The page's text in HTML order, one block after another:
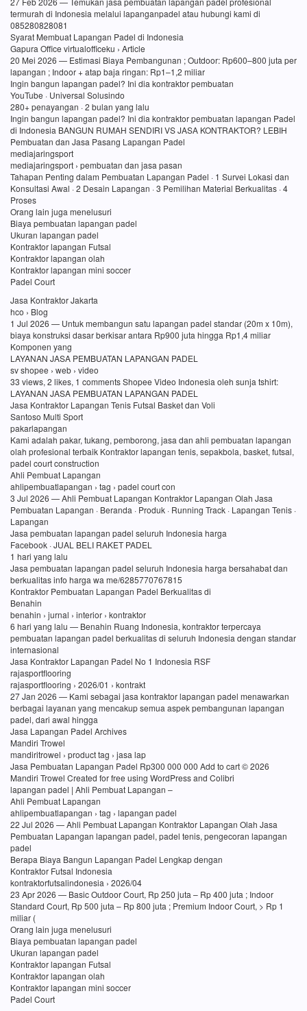
termurah di Indonesia melalui lapanganpadel atau hubungi kami di
085280828081
Syarat Membuat Lapangan Padel di Indonesia
Gapura Office virtualofficeku › Article
20 Mei 2026 — Estimasi Biaya Pembangunan ; Outdoor: Rp600–800 juta per
lapangan ; Indoor + atap baja ringan: Rp1–1,2 miliar
Ingin bangun lapangan padel? Ini dia kontraktor pembuatan
YouTube · Universal Solusindo
280+ penayangan · 2 bulan yang lalu
Ingin bangun lapangan padel? Ini dia kontraktor pembuatan lapangan Padel
di Indonesia BANGUN RUMAH SENDIRI VS JASA KONTRAKTOR? LEBIH
Pembuatan dan Jasa Pasang Lapangan Padel
mediajaringsport
mediajaringsport › pembuatan dan jasa pasan
Tahapan Penting dalam Pembuatan Lapangan Padel · 1 Survei Lokasi dan
Konsultasi Awal · 2 Desain Lapangan · 3 Pemilihan Material Berkualitas · 4
Proses
Orang lain juga menelusuri
Biaya pembuatan lapangan padel
Ukuran lapangan padel
Kontraktor lapangan Futsal
Kontraktor lapangan olah
Kontraktor lapangan mini soccer
Padel Court
Jasa Kontraktor Jakarta
hco › Blog
1 Jul 2026 — Untuk membangun satu lapangan padel standar (20m x 10m),
biaya konstruksi dasar berkisar antara Rp900 juta hingga Rp1,4 miliar
Komponen yang
LAYANAN JASA PEMBUATAN LAPANGAN PADEL
sv shopee › web › video
33 views, 2 likes, 1 comments Shopee Video Indonesia oleh sunja tshirt:
LAYANAN JASA PEMBUATAN LAPANGAN PADEL
Jasa Kontraktor Lapangan Tenis Futsal Basket dan Voli
Santoso Multi Sport
pakarlapangan
Kami adalah pakar, tukang, pemborong, jasa dan ahli pembuatan lapangan
olah profesional terbaik Kontraktor lapangan tenis, sepakbola, basket, futsal,
padel court construction
Ahli Pembuat Lapangan
ahlipembuatlapangan › tag › padel court con
3 Jul 2026 — Ahli Pembuat Lapangan Kontraktor Lapangan Olah Jasa
Pembuatan Lapangan · Beranda · Produk · Running Track · Lapangan Tenis ·
Lapangan
Jasa pembuatan lapangan padel seluruh Indonesia harga
Facebook · JUAL BELI RAKET PADEL
1 hari yang lalu
Jasa pembuatan lapangan padel seluruh Indonesia harga bersahabat dan
berkualitas info harga wa me/6285770767815
Kontraktor Pembuatan Lapangan Padel Berkualitas di
Benahin
benahin › jurnal › interior › kontraktor
6 hari yang lalu — Benahin Ruang Indonesia, kontraktor terpercaya
pembuatan lapangan padel berkualitas di seluruh Indonesia dengan standar
internasional
Jasa Kontraktor Lapangan Padel No 1 Indonesia RSF
rajasportflooring
rajasportflooring › 2026/01 › kontrakt
27 Jan 2026 — Kami sebagai jasa kontraktor lapangan padel menawarkan
berbagai layanan yang mencakup semua aspek pembangunan lapangan
padel, dari awal hingga
Jasa Lapangan Padel Archives
Mandiri Trowel
mandiritrowel › product tag › jasa lap
Jasa Pembuatan Lapangan Padel Rp300 000 000 Add to cart © 2026
Mandiri Trowel Created for free using WordPress and Colibri
lapangan padel | Ahli Pembuat Lapangan –
Ahli Pembuat Lapangan
ahlipembuatlapangan › tag › lapangan padel
22 Jul 2026 — Ahli Pembuat Lapangan Kontraktor Lapangan Olah Jasa
Pembuatan Lapangan lapangan padel, padel tenis, pengecoran lapangan
padel
Berapa Biaya Bangun Lapangan Padel Lengkap dengan
Kontraktor Futsal Indonesia
kontraktorfutsalindonesia › 2026/04
23 Apr 2026 — Basic Outdoor Court, Rp 250 juta – Rp 400 juta ; Indoor
Standard Court, Rp 500 juta – Rp 800 juta ; Premium Indoor Court, > Rp 1
miliar (
Orang lain juga menelusuri
Biaya pembuatan lapangan padel
Ukuran lapangan padel
Kontraktor lapangan Futsal
Kontraktor lapangan olah
Kontraktor lapangan mini soccer
Padel Court